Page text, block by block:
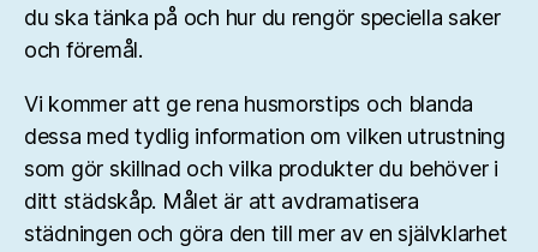
du ska tänka på och hur du rengör speciella saker
och föremål.
Vi kommer att ge rena husmorstips och blanda
dessa med tydlig information om vilken utrustning
som gör skillnad och vilka produkter du behöver i
ditt städskåp. Målet är att avdramatisera
städningen och göra den till mer av en självklarhet